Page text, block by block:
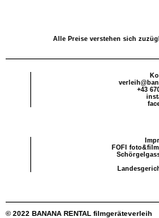
Alle Preise verstehen sich
+43
FOFI
© 2022 BANANA RENTAL filmgeräteverleih